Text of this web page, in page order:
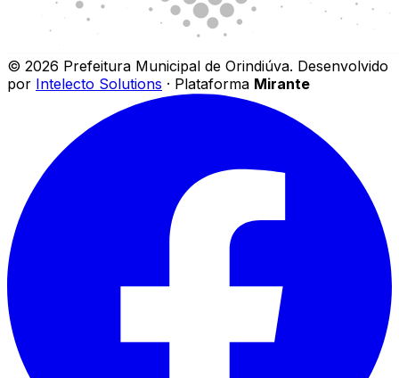
© 2026 Prefeitura Municipal de Orindiúva. Desenvolvido
por Intelecto Solutions · Plataforma Mirante